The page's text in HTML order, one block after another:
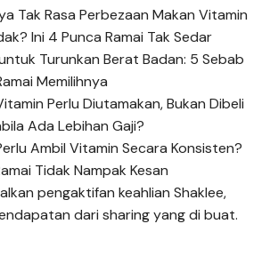
Tak Rasa Perbezaan Makan Vitamin
Ini 4 Punca Ramai Tak Sedar
Turunkan Berat Badan: 5 Sebab
Memilihnya
Perlu Diutamakan, Bukan Dibeli
Ada Lebihan Gaji?
Ambil Vitamin Secara Konsisten?
Tidak Nampak Kesan
pengaktifan keahlian Shaklee,
dari sharing yang di buat.